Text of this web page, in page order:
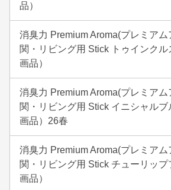
品）
消臭力 Premium Aroma(プレミアム
関・リビング用 Stick トゥインクル
画品）
消臭力 Premium Aroma(プレミアム
関・リビング用 Stick イニシャルブ
画品）26春
消臭力 Premium Aroma(プレミアム
関・リビング用 Stick チューリップ
画品）